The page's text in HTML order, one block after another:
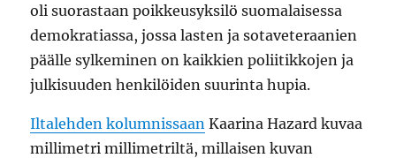
oli suorastaan poikkeusyksilö suomalaisessa
demokratiassa, jossa lasten ja sotaveteraanien
päälle sylkeminen on kaikkien poliitikkojen ja
julkisuuden henkilöiden suurinta hupia.
Iltalehden kolumnissaan Kaarina Hazard kuvaa
millimetri millimetriltä, millaisen kuvan